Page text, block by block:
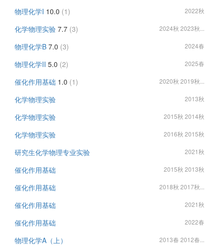
物理化学I 10.0 (1) 2022秋
化学物理实验 7.7 (3) 2024秋 2023秋...
物理化学B 7.0 (3) 2024春
物理化学II 5.0 (2) 2025春
催化作用基础 1.0 (1) 2020秋 2019秋...
化学物理实验 2013秋
化学物理实验 2015秋 2014秋
化学物理实验 2016秋 2015秋
研究生化学物理专业实验 2021秋
催化作用基础 2015秋 2013秋
催化作用基础 2018秋 2017秋...
催化作用基础 2021秋
催化作用基础 2022春
物理化学A（上） 2013春 2012春...